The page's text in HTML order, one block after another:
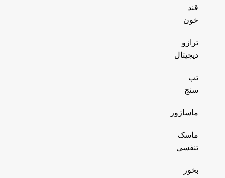
قند
خون
ترازو
دیجیتال
تب
سنج
ماساژور
ماسک
تنفسی
بخور